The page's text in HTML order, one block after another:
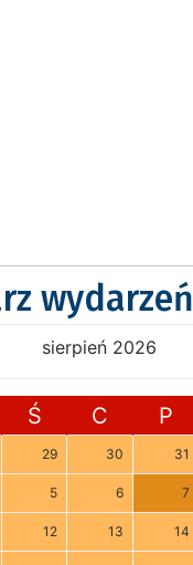
wydarzeń
sierpień 2026
Ś C P
29 30 31
5 6 7
12 13 14